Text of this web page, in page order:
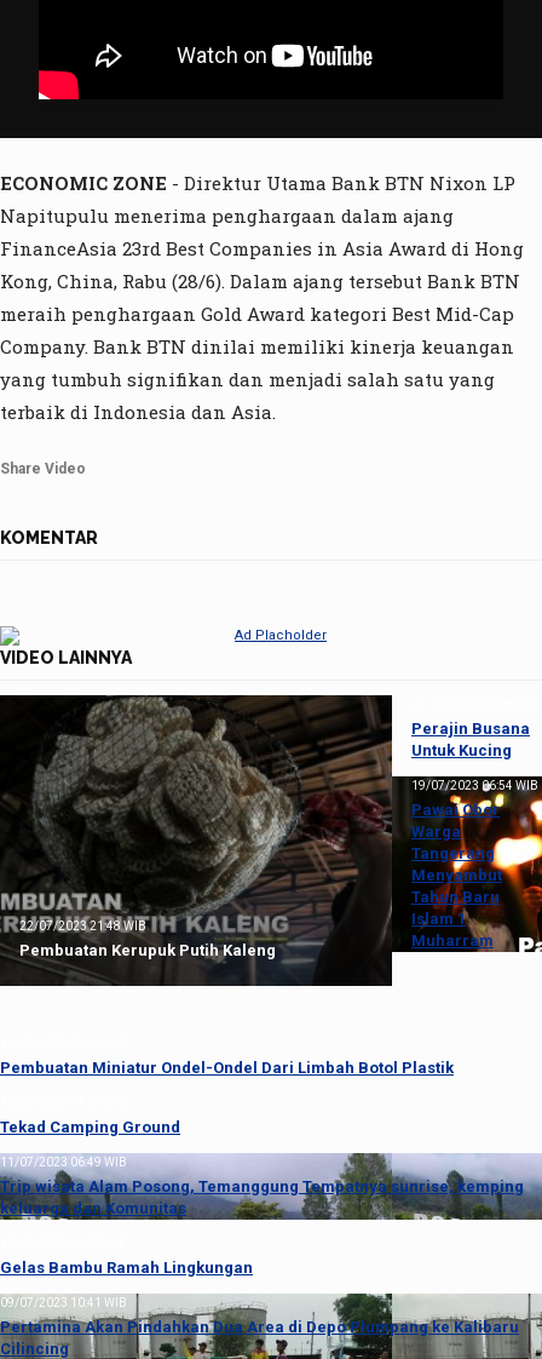
ECONOMIC ZONE - Direktur Utama Bank BTN Nixon LP
Napitupulu menerima penghargaan dalam ajang
FinanceAsia 23rd Best Companies in Asia Award di Hong
Kong, China, Rabu (28/6). Dalam ajang tersebut Bank BTN
meraih penghargaan Gold Award kategori Best Mid-Cap
Company. Bank BTN dinilai memiliki kinerja keuangan
yang tumbuh signifikan dan menjadi salah satu yang
terbaik di Indonesia dan Asia.
Share Video
KOMENTAR
VIDEO LAINNYA
22/07/2023 21:48 WIB
Pembuatan Kerupuk Putih Kaleng
Perajin Busana
Untuk Kucing
19/07/2023 06:54 WIB
Pawai Obor
Warga
Tangerang
Menyambut
Tahun Baru
Islam 1
Muharram
Pembuatan Miniatur Ondel-Ondel Dari Limbah Botol Plastik
Tekad Camping Ground
11/07/2023 06:49 WIB
Trip wisata Alam Posong, Temanggung Tempatnya sunrise, kemping
keluarga dan Komunitas
Gelas Bambu Ramah Lingkungan
09/07/2023 10:41 WIB
Pertamina Akan Pindahkan Dua Area di Depo Plumpang ke Kalibaru
Cilincing